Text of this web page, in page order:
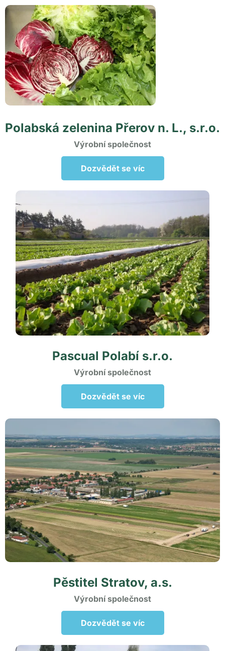
Polabská zelenina Přerov n. L., s.r.o.
Výrobní společnost
Dozvědět se víc
Pascual Polabí s.r.o.
Výrobní společnost
Dozvědět se víc
Pěstitel Stratov, a.s.
Výrobní společnost
Dozvědět se víc